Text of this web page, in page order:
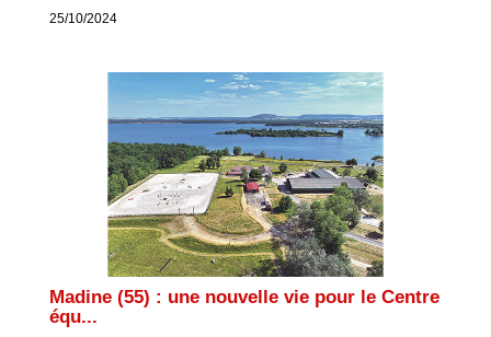
25/10/2024
Madine (55) : une nouvelle vie pour le Centre
équ...